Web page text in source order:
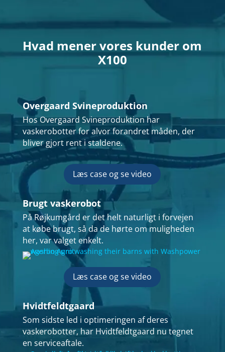
Hvad mener vores kunder om
X100
Overgaard Svineproduktion
Hos Overgaard Svineproduktion har
vaskerobotter for alvor forandret måden, der
bliver gjort rent i staldene.
Læs case og se video
Brugt vaskerobot
På Røjkumgård er det helt naturligt i forvejen
at købe brugt, så da de hørte om muligheden
her, var valget enkelt.
Læs case og se video
Hvidtfeldtgaard
Som sidste led i optimeringen af deres
vaskerobotter, har Hvidtfeldtgaard nu tegnet
en serviceaftale.